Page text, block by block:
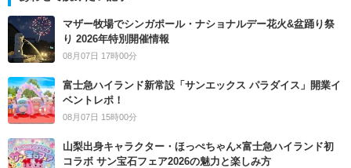
マザー牧場でシンガポール・ナショナルデー花火&盆踊り祭
り 2026年特別開催情報
08月07日 17時00分
富士急ハイランド新常設「サンエックス パラダイス」開業イ
ベントレポ！
08月07日 15時00分
山梨出身キャラクター・ほっぺちゃん×富士急ハイランド初
コラボ サン宝石フェア2026の魅力と楽しみ方